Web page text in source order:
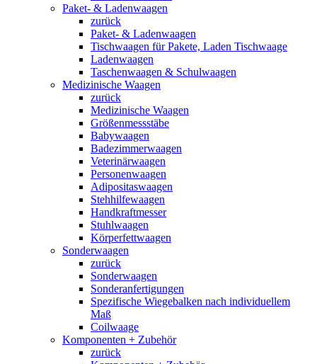
Paket- & Ladenwaagen
zurück
Paket- & Ladenwaagen
Tischwaagen für Pakete, Laden Tischwaage
Ladenwaagen
Taschenwaagen & Schulwaagen
Medizinische Waagen
zurück
Medizinische Waagen
Größenmessstäbe
Babywaagen
Badezimmerwaagen
Veterinärwaagen
Personenwaagen
Adipositaswaagen
Stehhilfewaagen
Handkraftmesser
Stuhlwaagen
Körperfettwaagen
Sonderwaagen
zurück
Sonderwaagen
Sonderanfertigungen
Spezifische Wiegebalken nach individuellem
Maß
Coilwaage
Komponenten + Zubehör
zurück